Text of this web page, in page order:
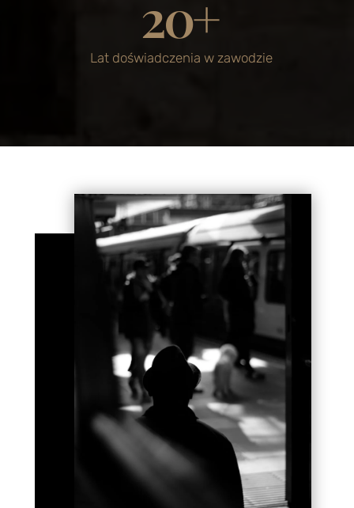
20+
Lat doświadczenia w zawodzie